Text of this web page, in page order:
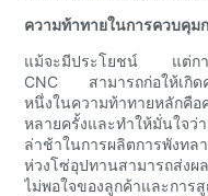
ความท้าทายในการควบคุม
แม้จะมีประโยชน์ แต่การ
CNC สามารถก่อให้เกิด
หนึ่งในความท้าทายหลักคื
หลายครั้งและทำให้มั่นใจ
ล่าช้าในการผลิตการพังทล
ห่วงโซ่อุปทานสามารถส่งผ
ไม่พอใจของลูกค้าและการ